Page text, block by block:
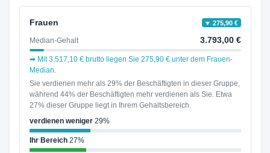
Frauen ▼ 275,90 €
Median-Gehalt 3.793,00 €
➡ Mit 3.517,10 € brutto liegen Sie 275,90 € unter dem Frauen-
Median.
Sie verdienen mehr als 29% der Beschäftigten in dieser Gruppe,
während 44% der Beschäftigten mehr verdienen als Sie. Etwa
27% dieser Gruppe liegt in Ihrem Gehaltsbereich.
verdienen weniger29%
Ihr Bereich27%